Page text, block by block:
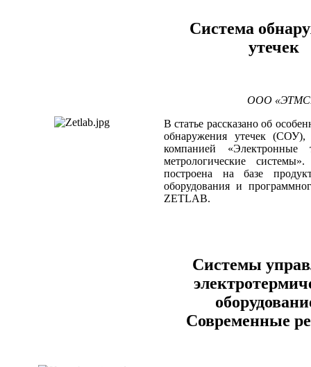
Система
утечек
ООО «ЭТМС»,
В статье рассказано об
обнаружения утечек (СОУ),
компанией «Электронные
метрологические
построена на базе
оборудования и
ZETLAB.
Системы
Современные